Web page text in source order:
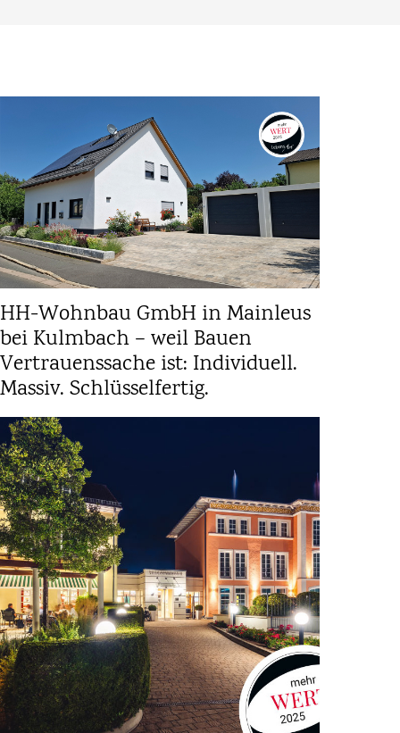
HH-Wohnbau GmbH in Mainleus
bei Kulmbach – weil Bauen
Vertrauenssache ist: Individuell.
Massiv. Schlüsselfertig.